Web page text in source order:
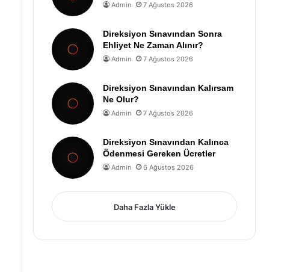
Admin 7 Ağustos 2026
Direksiyon Sınavından Sonra
Ehliyet Ne Zaman Alınır?
Admin 7 Ağustos 2026
Direksiyon Sınavından Kalırsam
Ne Olur?
Admin 7 Ağustos 2026
Direksiyon Sınavından Kalınca
Ödenmesi Gereken Ücretler
Admin 6 Ağustos 2026
Daha Fazla Yükle